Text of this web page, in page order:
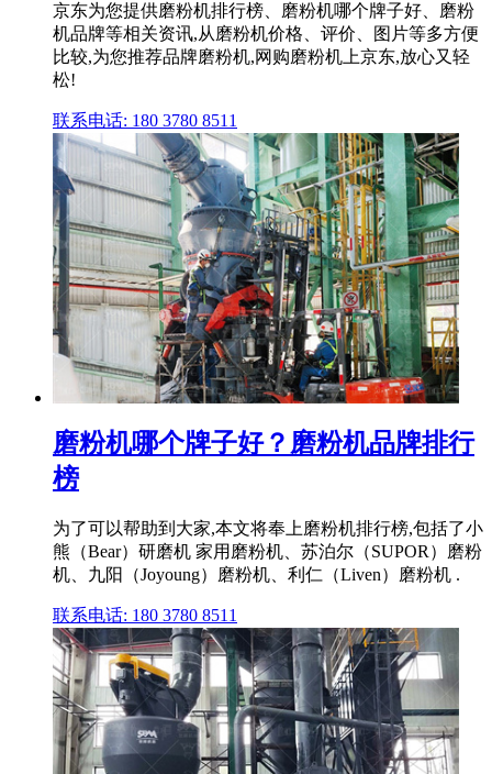
京东为您提供磨粉机排行榜、磨粉机哪个牌子好、磨粉
机品牌等相关资讯,从磨粉机价格、评价、图片等多方便
比较,为您推荐品牌磨粉机,网购磨粉机上京东,放心又轻
松!
联系电话: 180 3780 8511
磨粉机哪个牌子好？磨粉机品牌排行
榜
为了可以帮助到大家,本文将奉上磨粉机排行榜,包括了小
熊（Bear）研磨机 家用磨粉机、苏泊尔（SUPOR）磨粉
机、九阳（Joyoung）磨粉机、利仁（Liven）磨粉机 .
联系电话: 180 3780 8511